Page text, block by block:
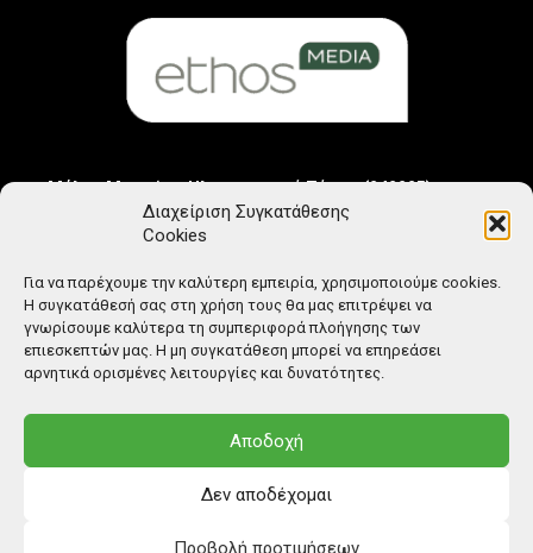
Διαχείριση Συγκατάθεσης
Cookies
Για να παρέχουμε την καλύτερη εμπειρία, χρησιμοποιούμε cookies.
Η συγκατάθεσή σας στη χρήση τους θα μας επιτρέψει να
γνωρίσουμε καλύτερα τη συμπεριφορά πλοήγησης των
επιεσκεπτών μας. Η μη συγκατάθεση μπορεί να επηρεάσει
αρνητικά ορισμένες λειτουργίες και δυνατότητες.
Αποδοχή
Δεν αποδέχομαι
Προβολή προτιμήσεων
Μέλος Μητρώου Ηλεκτρονικού Τύπου (242225)